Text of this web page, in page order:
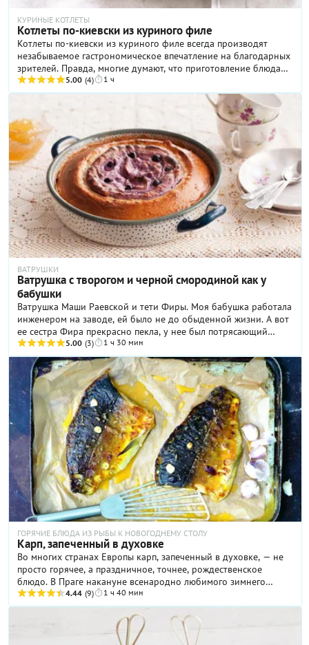
КУРИНЫЕ КОТЛЕТЫ
Котлеты по-киевски из куриного филе
Котлеты по-киевски из куриного филе всегда производят
незабываемое гастрономическое впечатление на благодарных
зрителей. Правда, многие думают, что приготовление блюда
невероятно сложное, поэтому справиться с ним под силу
только очень опытной хозяйке. К счастью, это не так, и мы
готовы доказать вам это прямо сейчас! Порядок действий
такой: берете куриное филе, отбиваете его, по центру
размещаете кусочек масла, заворачиваете и обжариваете до
готовности. Готово! Хитрость нашего рецепта заключается в
использовании топленого масла для фритюра, что делает вкус
котлет по-киевски потрясающе нежным и изысканным.
5.00 (4) 1 ч
ВАТРУШКИ
Ватрушка с творогом и черной смородиной как у
бабушки
Ватрушка Маши Раевской и тети Фиры. Моя бабушка работала
инженером на заводе, ей было не до обыденной жизни. А вот
ее сестра Фира прекрасно пекла, у нее был потрясающий
«Наполеон», и всякие пирожки, а летом – ватрушки с ягодным
пюре.
5.00 (3) 1 ч 30 мин
ГОРЯЧИЕ БЛЮДА ИЗ РЫБЫ К НОВОГОДНЕМУ СТОЛУ
Карп, запеченный в духовке
Во многих странах Европы карп, запеченный в духовке, — не
просто горячее, а праздничное, точнее, рождественское
блюдо. В Праге накануне всенародно любимого зимнего
праздника на улицах выстраиваются целые очереди желающих
приобрести свежевыловленную рыбу. Выбирают карпа не
только по величине, но и по форме, жирности и даже по
размеру чешуек! Дело в том, что некоторые чехи кладут одну
4.44 (9) 1 ч 40 мин